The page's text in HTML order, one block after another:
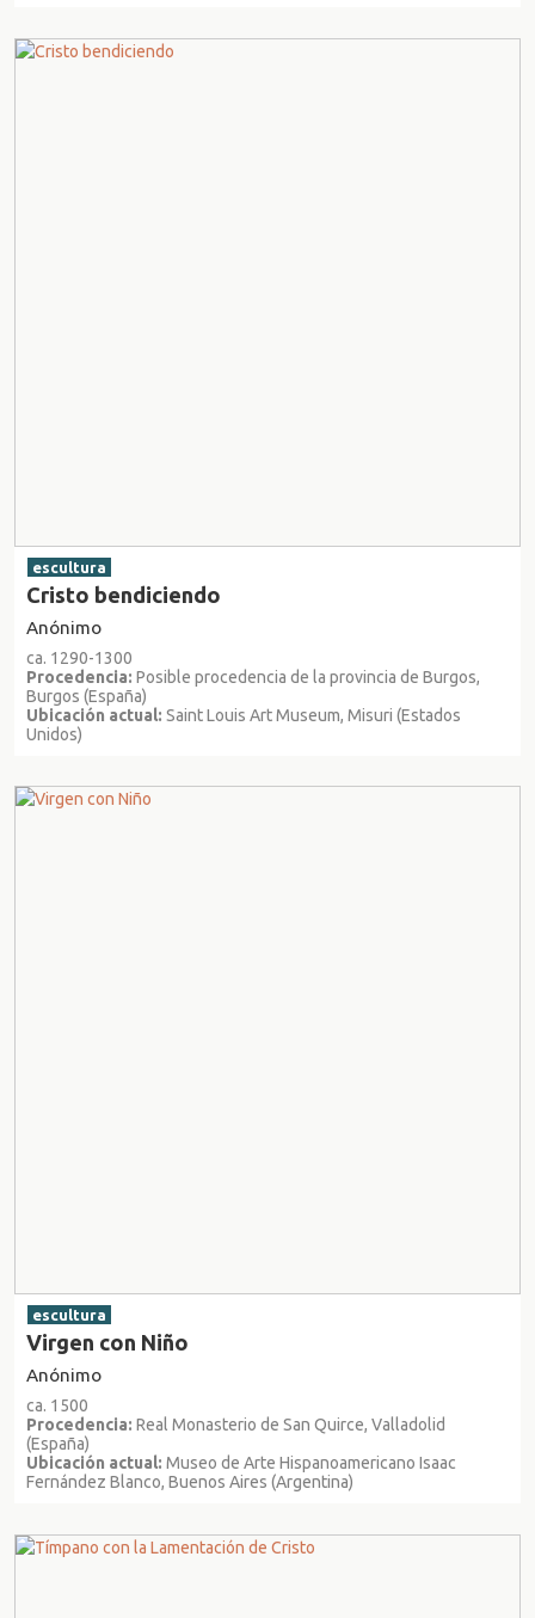
escultura
Cristo bendiciendo
Anónimo
ca. 1290-1300
Procedencia: Posible procedencia de la provincia de Burgos,
Burgos (España)
Ubicación actual: Saint Louis Art Museum, Misuri (Estados
Unidos)
escultura
Virgen con Niño
Anónimo
ca. 1500
Procedencia: Real Monasterio de San Quirce, Valladolid
(España)
Ubicación actual: Museo de Arte Hispanoamericano Isaac
Fernández Blanco, Buenos Aires (Argentina)